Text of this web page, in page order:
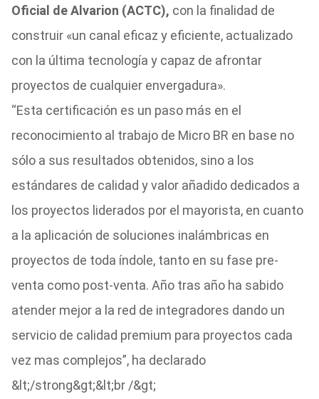
Oficial de Alvarion (ACTC), con la finalidad de
construir «un canal eficaz y eficiente, actualizado
con la última tecnología y capaz de afrontar
proyectos de cualquier envergadura».
“Esta certificación es un paso más en el
reconocimiento al trabajo de Micro BR en base no
sólo a sus resultados obtenidos, sino a los
estándares de calidad y valor añadido dedicados a
los proyectos liderados por el mayorista, en cuanto
a la aplicación de soluciones inalámbricas en
proyectos de toda índole, tanto en su fase pre-
venta como post-venta. Año tras año ha sabido
atender mejor a la red de integradores dando un
servicio de calidad premium para proyectos cada
vez mas complejos”, ha declarado
&lt;/strong&gt;&lt;br /&gt;